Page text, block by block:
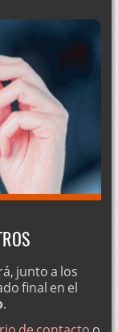
junto a los
final en el
.